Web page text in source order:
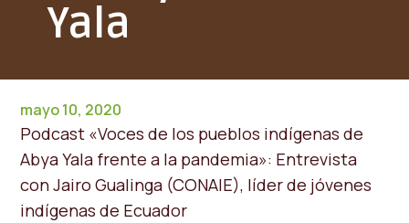
Yala
mayo 10, 2020
Podcast «Voces de los pueblos indígenas de
Abya Yala frente a la pandemia»: Entrevista
con Jairo Gualinga (CONAIE), líder de jóvenes
indígenas de Ecuador